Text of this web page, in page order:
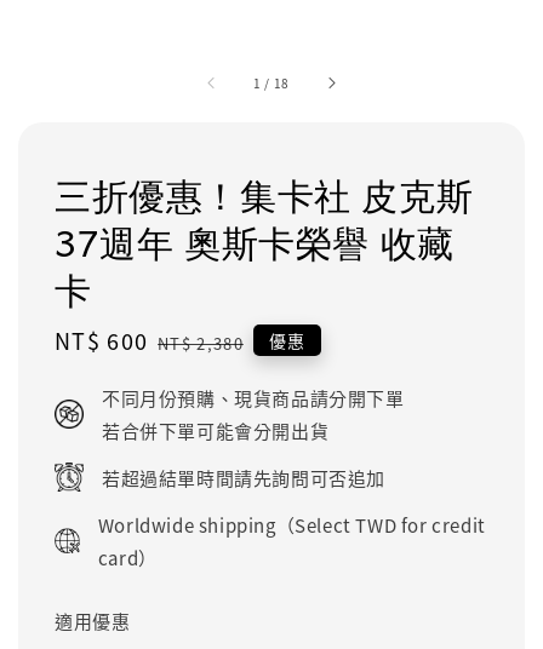
1 / 18
三折優惠！集卡社 皮克斯
37週年 奧斯卡榮譽 收藏
卡
Sale
NT$ 600 Regular
NT$ 2,380 優惠
不同月份預購、現貨商品請分開下單
若合併下單可能會分開出貨
若超過結單時間請先詢問可否追加
Worldwide shipping（Select TWD for credit
card）
適用優惠